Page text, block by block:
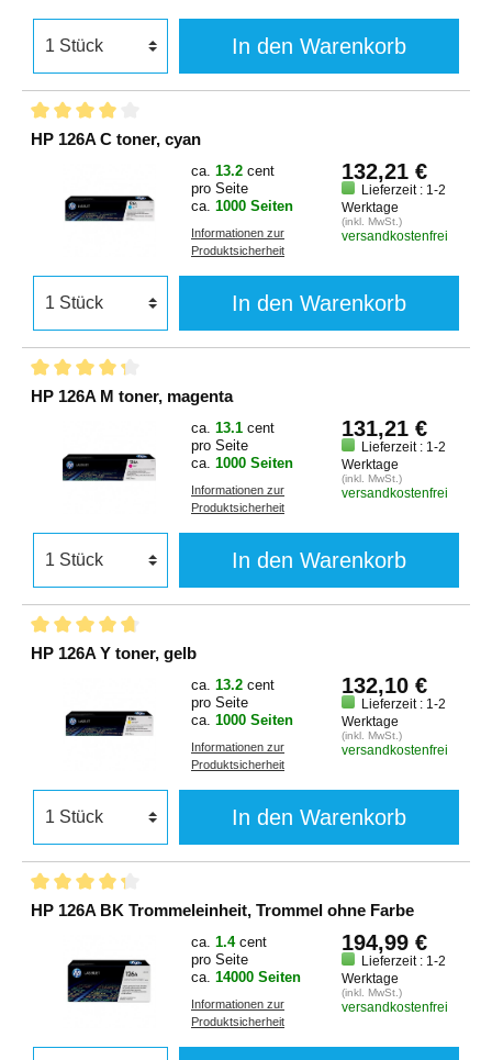
In den Warenkorb
HP 126A C toner, cyan
ca. 13.2 cent
pro Seite
ca. 1000 Seiten
Informationen zur
Produktsicherheit
132,21 €
Lieferzeit : 1-2
Werktage
(inkl. MwSt.)
versandkostenfrei
In den Warenkorb
HP 126A M toner, magenta
ca. 13.1 cent
pro Seite
ca. 1000 Seiten
Informationen zur
Produktsicherheit
131,21 €
Lieferzeit : 1-2
Werktage
(inkl. MwSt.)
versandkostenfrei
In den Warenkorb
HP 126A Y toner, gelb
ca. 13.2 cent
pro Seite
ca. 1000 Seiten
Informationen zur
Produktsicherheit
132,10 €
Lieferzeit : 1-2
Werktage
(inkl. MwSt.)
versandkostenfrei
In den Warenkorb
HP 126A BK Trommeleinheit, Trommel ohne Farbe
ca. 1.4 cent
pro Seite
ca. 14000 Seiten
Informationen zur
Produktsicherheit
194,99 €
Lieferzeit : 1-2
Werktage
(inkl. MwSt.)
versandkostenfrei